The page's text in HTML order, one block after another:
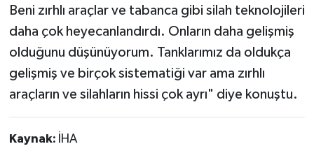
Beni zırhlı araçlar ve tabanca gibi silah teknolojileri
daha çok heyecanlandırdı. Onların daha gelişmiş
olduğunu düşünüyorum. Tanklarımız da oldukça
gelişmiş ve birçok sistematiği var ama zırhlı
araçların ve silahların hissi çok ayrı" diye konuştu.
Kaynak: İHA